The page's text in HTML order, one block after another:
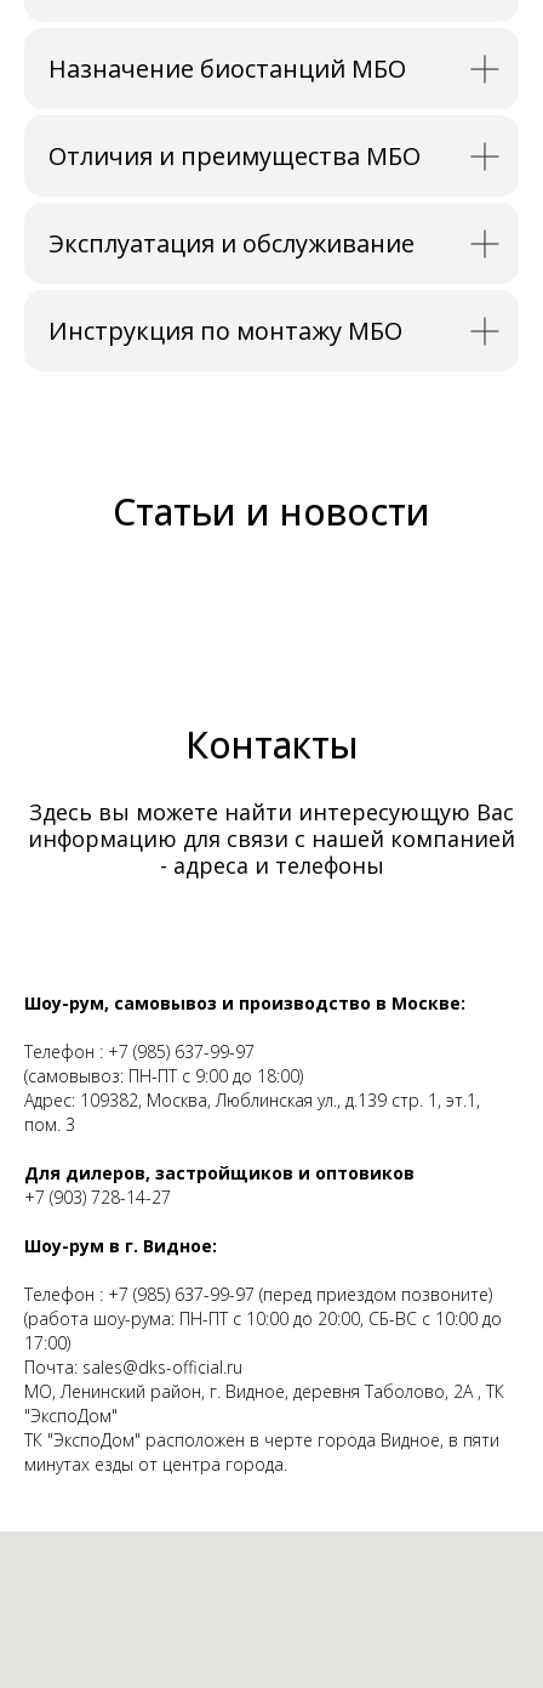
Назначение биостанций МБО
Отличия и преимущества МБО
Эксплуатация и обслуживание
Инструкция по монтажу МБО
Статьи и новости
Контакты
Здесь вы можете найти интересующую Вас
информацию для связи с нашей компанией
- адреса и телефоны
Шоу-рум, самовывоз и производство в Москве:
Телефон : +7 (985) 637-99-97
(самовывоз: ПН-ПТ с 9:00 до 18:00)
Адрес: 109382, Москва, Люблинская ул., д.139 стр. 1, эт.1,
пом. 3
Для дилеров, застройщиков и оптовиков
+7 (903) 728-14-27
Шоу-рум в г. Видное:
Телефон : +7 (985) 637-99-97 (перед приездом позвоните)
(работа шоу-рума: ПН-ПТ с 10:00 до 20:00, СБ-ВС с 10:00 до
17:00)
Почта: sales@dks-official.ru
МО, Ленинский район, г. Видное, деревня Таболово, 2А , ТК
"ЭкспоДом"
ТК "ЭкспоДом" расположен в черте города Видное, в пяти
минутах езды от центра города.